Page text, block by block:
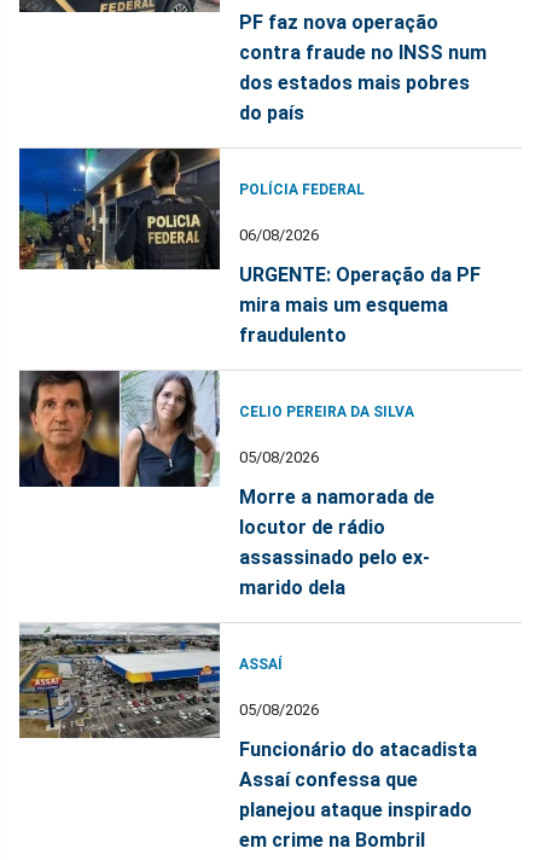
PF faz nova operação
contra fraude no INSS num
dos estados mais pobres
do país
POLÍCIA FEDERAL
06/08/2026
URGENTE: Operação da PF
mira mais um esquema
fraudulento
CELIO PEREIRA DA SILVA
05/08/2026
Morre a namorada de
locutor de rádio
assassinado pelo ex-
marido dela
ASSAÍ
05/08/2026
Funcionário do atacadista
Assaí confessa que
planejou ataque inspirado
em crime na Bombril